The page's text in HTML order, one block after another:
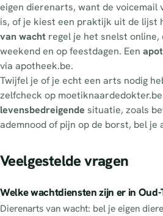
eigen dierenarts, want de voicemail
is, of je kiest een praktijk uit de lijst
van wacht regel je het snelst
weekend en op feestdagen. Een
via apotheek.be.
Twijfel je of je echt een arts nodig
zelfcheck op
levensbedreigende situatie, zoals
ademnood of pijn op de borst, bel je
Veelgestelde vragen
Welke wachtdiensten zijn er in
Dierenarts van wacht: bel je eigen